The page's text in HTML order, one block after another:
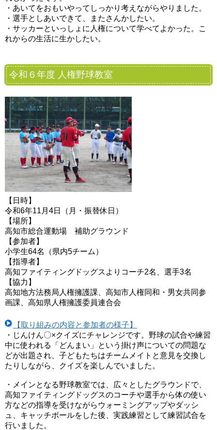
・あいてをおもいやってしっかり考えながらやりました。
・選手としあいできて、またさんかしたい。
・サッカーといっしょに人権について学べてよかった。こ
れからの生活に生かしたい。
令和６年度 人権野球教室
【日時】
令和6年11月4日（月・振替休日）
【場所】
高知市総合運動場 補助グラウンド
【参加者】
小学生64名（県内5チーム）
【指導者】
高知ファイティングドッグスよりコーチ2名、選手3名
【協力】
高知地方法務局人権擁護課、高知市人権同和・男女共同参
画課、高知県人権擁護委員連合会
【取り組みの内容と参加者の様子】
・じんけん〇×クイズにチャレンジです。野球の試合や練習
中に使われる「どんまい」という掛け声についての問題な
どが出題され、子どもたちはチームメイトと意見を交換し
たりしながら、クイズを楽しんでいました。
・メインとなる野球教室では、広々としたグラウンドで、
高知ファイティングドッグスのコーチや選手から体の使い
方などの指導を受けながらウォーミングアップやダッシ
ュ、キャッチボールをした後、実践練習として練習試合を
行いました。